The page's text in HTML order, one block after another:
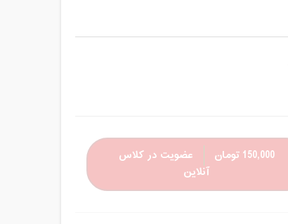
150,000 تومان
عضویت در کلاس
آنلاین